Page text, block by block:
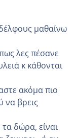
μαθαίνω
λες πέσανε
κ κάθονται
ακόμα πιο
να βρεις
δώρα, είναι